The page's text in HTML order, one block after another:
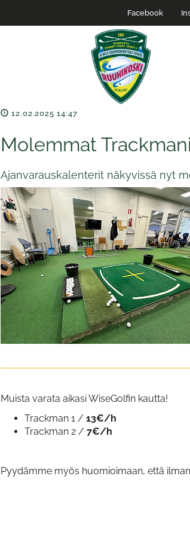
Facebook
12.02.2025 14:47
Molemmat
Ajanvarauskalenterit näkyvissä nyt
Muista varata aikasi WiseGolfin kautta!
Trackman 1 /13€/h
Trackman 2 /7€/h
Pyydämme myös huomioimaan, että